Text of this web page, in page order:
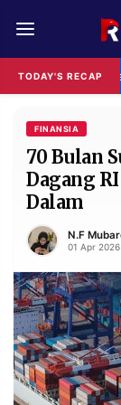
TODAY'S RECAP
Layanan Haji
REDAKSI
RESOLUSI
RUBRIKASI
EDITORIAL
FINANSIA
DAERAH
MANCA
INFORMASI
FINANSIA
70 Bulan
Dagang
Dalam
N.F
01 Apr